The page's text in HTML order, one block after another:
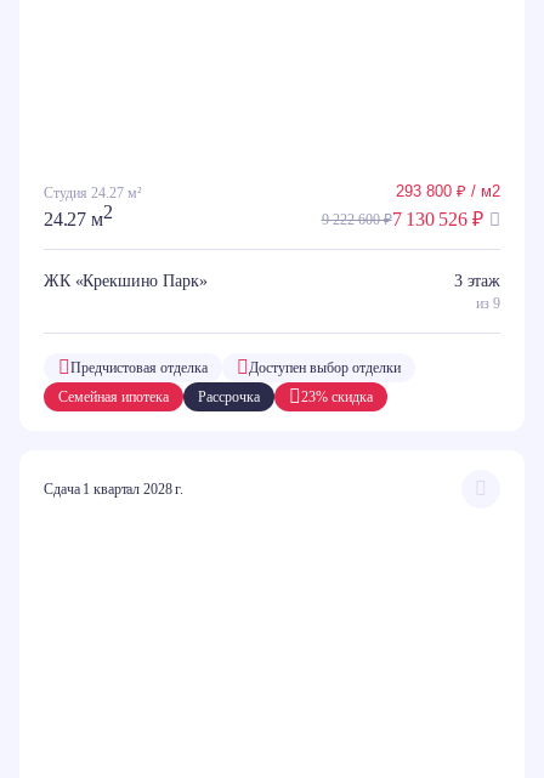
Студия 24.27 м²
24.27 м2
293 800 ₽ / м2
9 222 600 ₽7 130 526 ₽
ЖК «Крекшино Парк» 3 этаж
из 9
23% скидка
Предчистовая отделка
Доступен выбор отделки
Семейная ипотека
Рассрочка
Сдача 1 квартал 2028 г.